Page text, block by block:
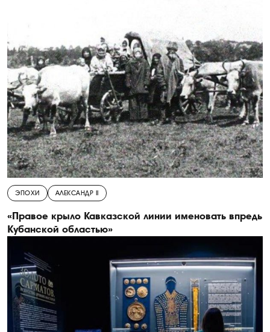
ЭПОХИ АЛЕКСАНДР II
«Правое крыло Кавказской линии именовать впредь
Кубанской областью»